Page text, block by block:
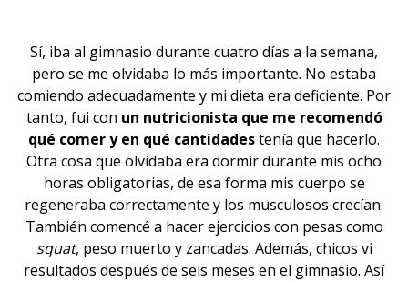
Sí, iba al gimnasio durante cuatro días a la semana,
pero se me olvidaba lo más importante. No estaba
comiendo adecuadamente y mi dieta era deficiente. Por
tanto, fui con un nutricionista que me recomendó
qué comer y en qué cantidadestenía que hacerlo.
Otra cosa que olvidaba era dormir durante mis ocho
horas obligatorias, de esa forma mis cuerpo se
regeneraba correctamente y los musculosos crecían.
También comencé a hacer ejercicios con pesas como
squat, peso muerto y zancadas. Además, chicos vi
resultados después de seis meses en el gimnasio. Así